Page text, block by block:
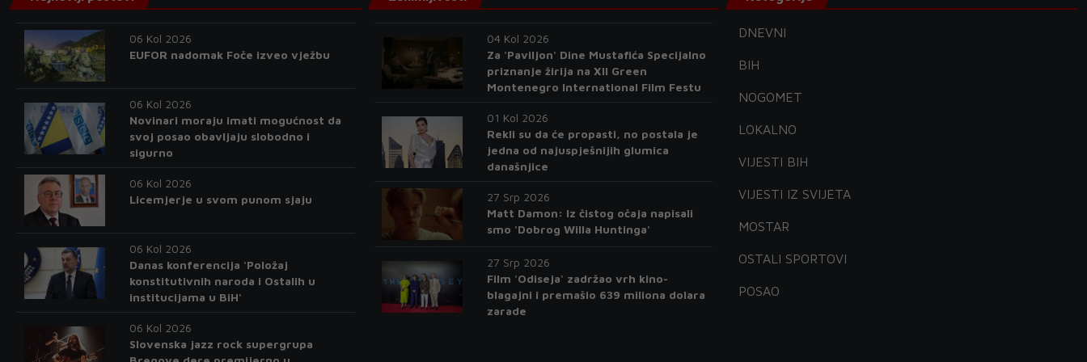
06 Kol 2026
EUFOR nadomak Foče izveo vježbu
06 Kol 2026
Novinari moraju imati mogućnost da
svoj posao obavljaju slobodno i
sigurno
06 Kol 2026
Licemjerje u svom punom sjaju
06 Kol 2026
Danas konferencija 'Položaj
konstitutivnih naroda i Ostalih u
institucijama u BiH'
06 Kol 2026
Slovenska jazz rock supergrupa
04 Kol 2026
Za 'Paviljon' Dine Mustafića Specijalno
priznanje žirija na XII Green
Montenegro International Film Festu
01 Kol 2026
Rekli su da će propasti, no postala je
jedna od najuspješnijih glumica
današnjice
27 Srp 2026
Matt Damon: Iz čistog očaja napisali
smo 'Dobrog Willa Huntinga'
27 Srp 2026
Film 'Odiseja' zadržao vrh kino-
blagajni i premašio 639 miliona dolara
zarade
DNEVNI
BIH
NOGOMET
LOKALNO
VIJESTI BIH
VIJESTI IZ SVIJETA
MOSTAR
OSTALI SPORTOVI
POSAO